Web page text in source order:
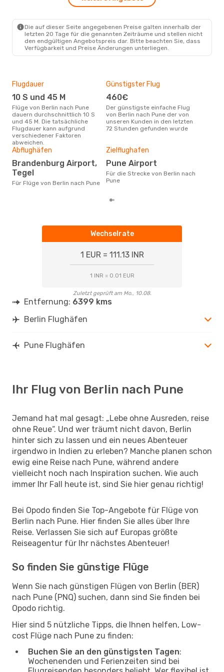
2 Zwischenstopps
PNQ- BER
Die auf dieser Seite angegebenen Preise galten innerhalb der
letzten 20 Tage für die genannten Zeiträume und stellen nicht
den endgültigen Angebotspreis dar. Bitte beachten Sie, dass
Verfügbarkeit und Preise Änderungen unterliegen.
Flugdauer
10 S und 45 M
Flüge von Berlin nach Pune
dauern durchschnittlich 10 S
und 45 M. Die tatsächliche
Flugdauer kann aufgrund
verschiedener Faktoren
abweichen.
Günstigster Flug
460€
Der günstigste einfache Flug
von Berlin nach Pune der von
unseren Kunden in den letzten
72 Stunden gefunden wurde
Abflughäfen
Brandenburg Airport,
Tegel
Für Flüge von Berlin nach Pune
Zielflughafen
Pune Airport
Für die Strecke von Berlin nach
Pune
Wechselrate
1 EUR = 111.13 INR
1 INR = 0.01 EUR
Zuletzt geprüft am Mo., 10.08.
Entfernung: 6399 kms
Berlin Flughäfen
Pune Flughäfen
Ihr Flug von Berlin nach Pune
Jemand hat mal gesagt: „Lebe ohne Ausreden, reise
ohne Reue“. Und wer träumt nicht davon, Berlin
hinter sich zu lassen und ein neues Abenteuer
irgendwo in Indien zu erleben? Manche planen schon
ewig eine Reise nach Pune, während andere
vielleicht noch nach Inspiration suchen. Wie auch
immer Ihr Fall heute ist, sind Sie hier genau richtig!
Bei Opodo finden Sie Top-Angebote für Flüge von
Berlin nach Pune. Hier finden Sie alles über Ihre
Reise. Verlassen Sie sich auf Europas größte
Reiseagentur für Ihr nächstes Abenteuer!
So finden Sie günstige Flüge
Wenn Sie nach günstigen Flügen von Berlin (BER)
nach Pune (PNQ) suchen, dann sind Sie finden bei
Opodo richtig.
Hier sind 5 nützliche Tipps, die Ihnen helfen, Low-
cost Flüge nach Pune zu finden:
Buchen Sie an den günstigsten Tagen:
Wochenenden und Ferienzeiten sind bei